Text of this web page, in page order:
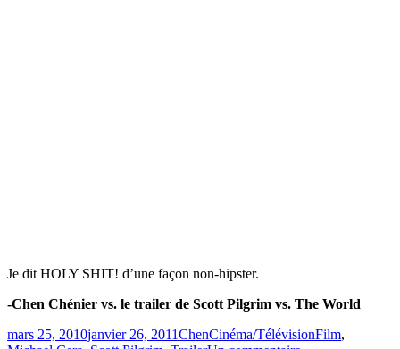
Je dit HOLY SHIT! d’une façon non-hipster.
-Chen Chénier vs. le trailer de Scott Pilgrim vs. The World
Publié
mars 25, 2010janvier 26, 2011ChenCatégories
Cinéma/TélévisionÉtiquettes
Film,